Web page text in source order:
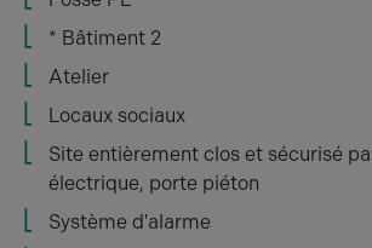
* Bâtiment 2
Atelier
Locaux sociaux
Site entièrement clos et sécurisé
électrique, porte piéton
Système d'alarme